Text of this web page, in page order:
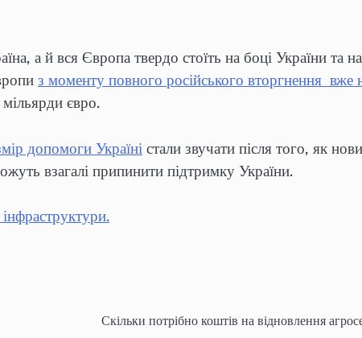
а й вся Європа твердо стоїть на боці України та
з моменту повного російського вторгнення вже
євро.
допомоги Україні стали звучати після того, як
взагалі припинити підтримку України.
Скільки потрібно коштів на відновлення